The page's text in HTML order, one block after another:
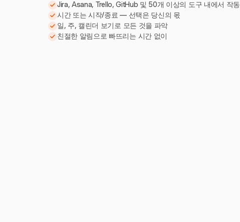
Jira, Asana, Trello, GitHub 및 50개 이상의 도구 내에서 작동
시간 또는 시작/종료 — 선택은 당신의 몫
일, 주, 캘린더 보기로 모든 것을 파악
친절한 알림으로 빠뜨리는 시간 없이